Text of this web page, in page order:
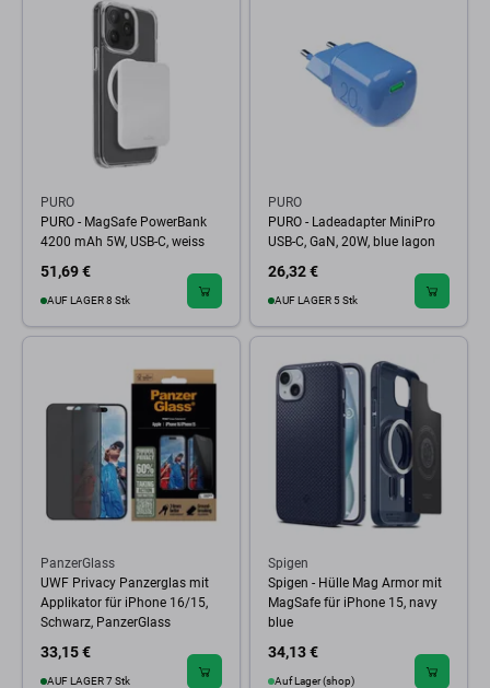
PURO
PURO - MagSafe PowerBank
4200 mAh 5W, USB-C, weiss
51,69 €
AUF LAGER 8 Stk
PURO
PURO - Ladeadapter MiniPro
USB-C, GaN, 20W, blue lagon
26,32 €
AUF LAGER 5 Stk
PanzerGlass
UWF Privacy Panzerglas mit
Applikator für iPhone 16/15,
Schwarz, PanzerGlass
33,15 €
AUF LAGER 7 Stk
Spigen
Spigen - Hülle Mag Armor mit
MagSafe für iPhone 15, navy
blue
34,13 €
Auf Lager (shop)